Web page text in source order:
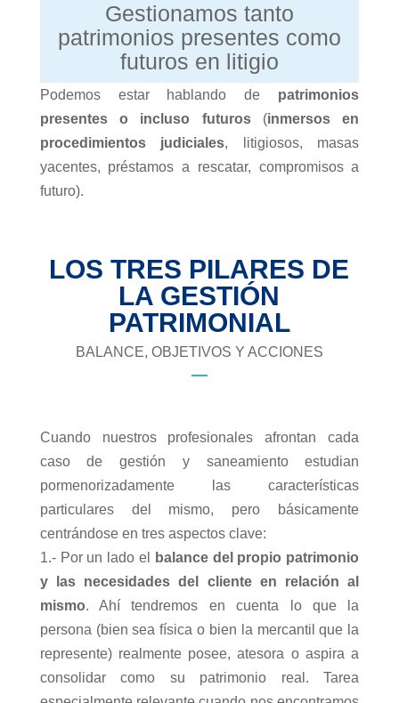
Gestionamos tanto
patrimonios presentes como
futuros en litigio
Podemos estar hablando de patrimonios
presentes o incluso futuros(inmersos en
procedimientos judiciales, litigiosos, masas
yacentes, préstamos a rescatar, compromisos a
futuro).
LOS TRES PILARES DE
LA GESTIÓN
PATRIMONIAL
BALANCE, OBJETIVOS Y ACCIONES
Cuando nuestros profesionales afrontan cada
caso de gestión y saneamiento estudian
pormenorizadamente las características
particulares del mismo, pero básicamente
centrándose en tres aspectos clave:
1.- Por un lado el
balance del propio patrimonio
y las necesidades del cliente en relación al
mismo. Ahí tendremos en cuenta lo que la
persona (bien sea física o bien la mercantil que la
represente) realmente posee, atesora o aspira a
consolidar como su patrimonio real. Tarea